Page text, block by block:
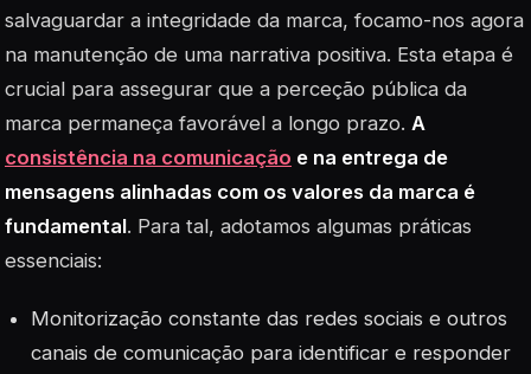
salvaguardar a integridade da marca, focamo-nos agora
na manutenção de uma narrativa positiva. Esta etapa é
crucial para assegurar que a perceção pública da
marca permaneça favorável a longo prazo. A
consistência na comunicação e na entrega de
mensagens alinhadas com os valores da marca é
fundamental. Para tal, adotamos algumas práticas
essenciais:
Monitorização constante das redes sociais e outros
canais de comunicação para identificar e responder